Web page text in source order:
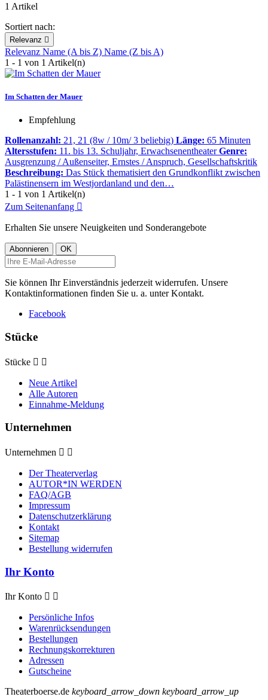
1 Artikel
Sortiert nach:
Relevanz 
Relevanz Name (A bis Z) Name (Z bis A)
1 - 1 von 1 Artikel(n)
Im Schatten der Mauer
Empfehlung
Rollenanzahl: 21, 21 (8w / 10m/ 3 beliebig) Länge: 65 Minuten
Altersstufen: 11. bis 13. Schuljahr, Erwachsenentheater Genre:
Ausgrenzung / Außenseiter, Ernstes / Anspruch, Gesellschaftskritik
Beschreibung: Das Stück thematisiert den Grundkonflikt zwischen
Palästinensern im Westjordanland und den…
1 - 1 von 1 Artikel(n)
Zum Seitenanfang 
Erhalten Sie unsere Neuigkeiten und Sonderangebote
Sie können Ihr Einverständnis jederzeit widerrufen. Unsere
Kontaktinformationen finden Sie u. a. unter Kontakt.
Facebook
Stücke
Stücke  
Neue Artikel
Alle Autoren
Einnahme-Meldung
Unternehmen
Unternehmen  
Der Theaterverlag
AUTOR*IN WERDEN
FAQ/AGB
Impressum
Datenschutzerklärung
Kontakt
Sitemap
Bestellung widerrufen
Ihr Konto
Ihr Konto  
Persönliche Infos
Warenrücksendungen
Bestellungen
Rechnungskorrekturen
Adressen
Gutscheine
Theaterboerse.de keyboard_arrow_down keyboard_arrow_up